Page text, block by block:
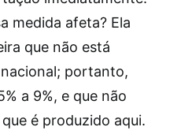
medida afeta? Ela
que não está
portanto,
a 9%, e que não
é produzido aqui.